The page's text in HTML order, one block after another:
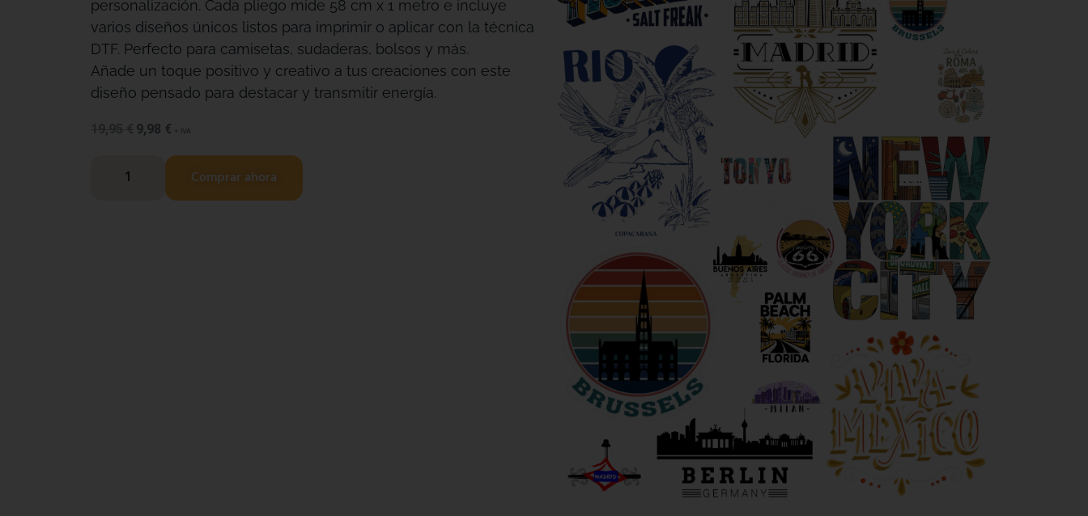
personalización. Cada pliego mide 58 cm x 1 metro e incluye
varios diseños únicos listos para imprimir o aplicar con la técnica
DTF. Perfecto para camisetas, sudaderas, bolsos y más.
Añade un toque positivo y creativo a tus creaciones con este
diseño pensado para destacar y transmitir energía.
9,98 € + IVA
Comprar ahora